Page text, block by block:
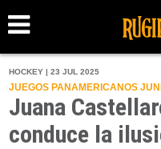
HOCKEY | 23 JUL 2025
JUEGOS PANAMERICANOS
Juana
conduce la